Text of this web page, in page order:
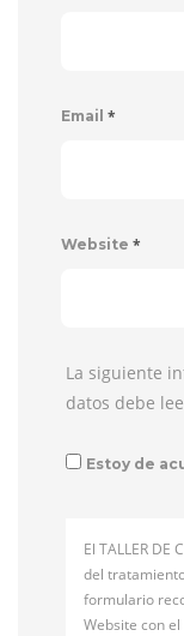
Email *
Website *
La siguiente
datos debe
Estoy de
El TALLER DE
del
formulario
Website con